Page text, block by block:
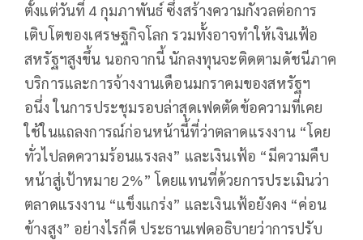
ตั้งแต่วันที่ 4 กุมภาพันธ์ ซึ่งสร้างความกังวลต่อการ
เติบโตของเศรษฐกิจโลก รวมทั้งอาจทำให้เงินเฟ้อ
สหรัฐฯสูงขึ้น นอกจากนี้ นักลงทุนจะติดตามดัชนีภาค
บริการและการจ้างงานเดือนมกราคมของสหรัฐฯ
อนึ่ง ในการประชุมรอบล่าสุดเฟดตัดข้อความที่เคย
ใช้ในแถลงการณ์ก่อนหน้านี้ที่ว่าตลาดแรงงาน “โดย
ทั่วไปลดความร้อนแรงลง” และเงินเฟ้อ “มีความคืบ
หน้าสู่เป้าหมาย 2%” โดยแทนที่ด้วยการประเมินว่า
ตลาดแรงงาน “แข็งแกร่ง” และเงินเฟ้อยังคง “ค่อน
ข้างสูง” อย่างไรก็ดี ประธานเฟดอธิบายว่าการปรับ